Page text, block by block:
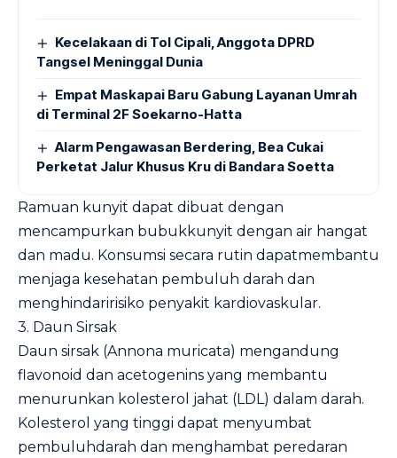
Kecelakaan di Tol Cipali, Anggota DPRD
Tangsel Meninggal Dunia
Empat Maskapai Baru Gabung Layanan Umrah
di Terminal 2F Soekarno-Hatta
Alarm Pengawasan Berdering, Bea Cukai
Perketat Jalur Khusus Kru di Bandara Soetta
Ramuan kunyit dapat dibuat dengan
mencampurkan bubukkunyit dengan air hangat
dan madu. Konsumsi secara rutin dapatmembantu
menjaga kesehatan pembuluh darah dan
menghindaririsiko penyakit kardiovaskular.
3. Daun Sirsak
Daun sirsak (Annona muricata) mengandung
flavonoid dan acetogenins yang membantu
menurunkan kolesterol jahat (LDL) dalam darah.
Kolesterol yang tinggi dapat menyumbat
pembuluhdarah dan menghambat peredaran